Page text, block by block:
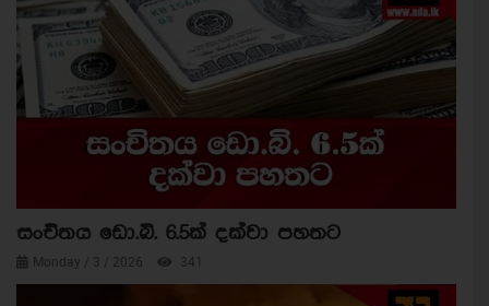
සංචිතය ඩො.බි. 6.5ක් දක්වා පහතට
Monday / 3 / 2026 341